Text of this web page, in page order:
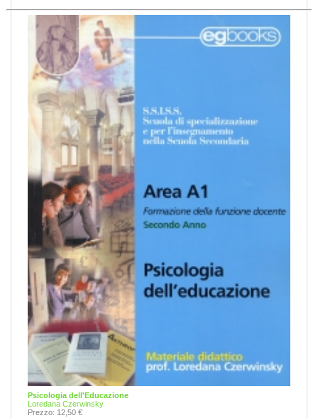
Psicologia dell'Educazione
Loredana Czerwinsky
Prezzo: 12,50 €